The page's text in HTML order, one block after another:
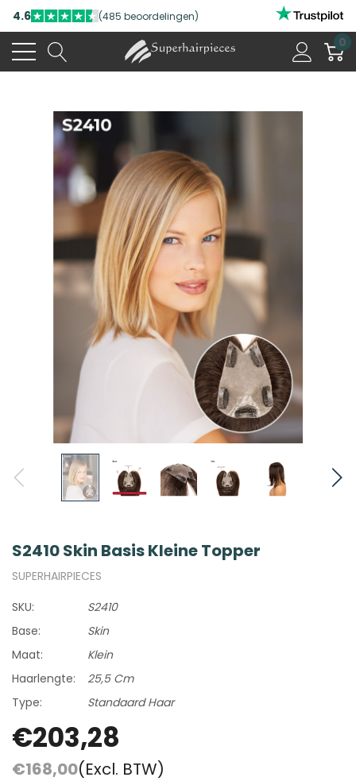
4.6 (485 beoordelingen)
0
S2410 Skin Basis Kleine Topper
SUPERHAIRPIECES
SKU:
S2410
Base:
Skin
Maat:
Klein
Haarlengte:
25,5 Cm
Type:
Standaard Haar
€203,28
€168,00(Excl. BTW)